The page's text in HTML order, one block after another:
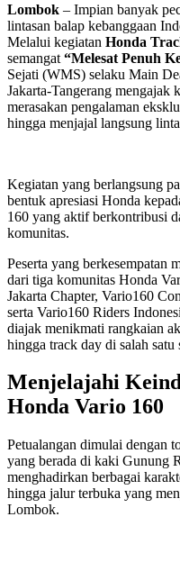
untuk
100
Siswa
Khusus
di
Jakarta”
Lombok – Impian banyak
lintasan balap kebanggaan
Melalui kegiatan Honda
semangat “Melesat Penuh
Sejati (WMS) selaku Main
Jakarta-Tangerang mengajak
merasakan pengalaman
hingga menjajal langsung
Kegiatan yang berlangsung
bentuk apresiasi Honda
160 yang aktif berkontribusi
komunitas.
Peserta yang berkesempatan
dari tiga komunitas Honda
Jakarta Chapter, Vario160
serta Vario160 Riders
diajak menikmati rangkaian
hingga track day di salah
Menjelajahi
Honda Vario 160
Petualangan dimulai dengan
yang berada di kaki Gunung
menghadirkan berbagai
hingga jalur terbuka yang
Lombok.